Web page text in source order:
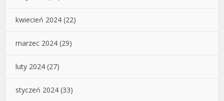
kwiecień 2024 (22)
marzec 2024 (29)
luty 2024 (27)
styczeń 2024 (33)